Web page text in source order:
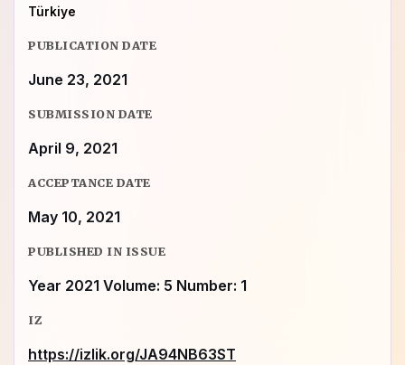
Türkiye
PUBLICATION DATE
June 23, 2021
SUBMISSION DATE
April 9, 2021
ACCEPTANCE DATE
May 10, 2021
PUBLISHED IN ISSUE
Year 2021 Volume: 5 Number: 1
IZ
https://izlik.org/JA94NB63ST